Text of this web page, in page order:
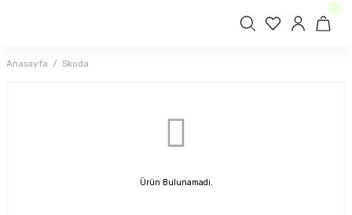
Anasayfa Skoda
Ürün Bulunamadı.